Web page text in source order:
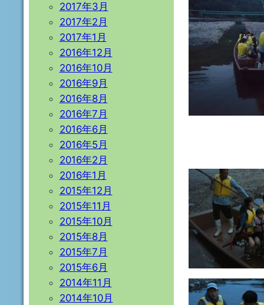
2017年3月
2017年2月
2017年1月
2016年12月
2016年10月
2016年9月
2016年8月
2016年7月
2016年6月
2016年5月
2016年2月
2016年1月
2015年12月
2015年11月
2015年10月
2015年8月
2015年7月
2015年6月
2014年11月
2014年10月